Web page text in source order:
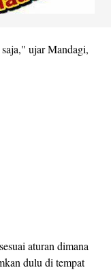
ujar Mandagi,
aturan dimana
dulu di tempat